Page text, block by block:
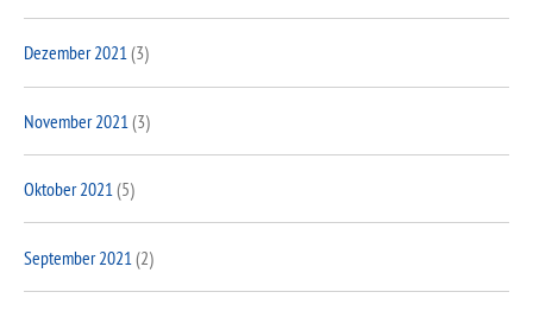
Dezember 2021(3)
November 2021 (3)
Oktober 2021(5)
September 2021 (2)